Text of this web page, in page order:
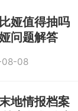
娅值得抽吗
问题解答
08
地情报档案